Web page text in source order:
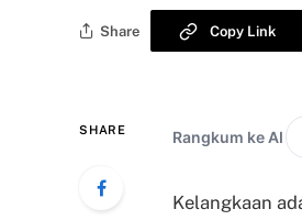
Share Copy Link
SHARE Rangkum ke AI
Kelangkaan